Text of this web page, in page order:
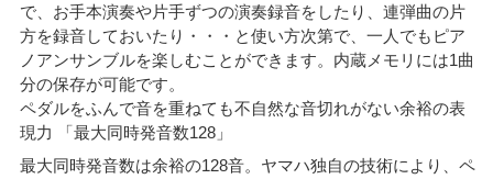
で、お手本演奏や片手ずつの演奏録音をしたり、連弾曲の片
方を録音しておいたり・・・と使い方次第で、一人でもピア
ノアンサンブルを楽しむことができます。内蔵メモリには1曲
分の保存が可能です。
ペダルをふんで音を重ねても不自然な音切れがない余裕の表
現力 「最大同時発音数128」
最大同時発音数は余裕の128音。ヤマハ独自の技術により、ペ